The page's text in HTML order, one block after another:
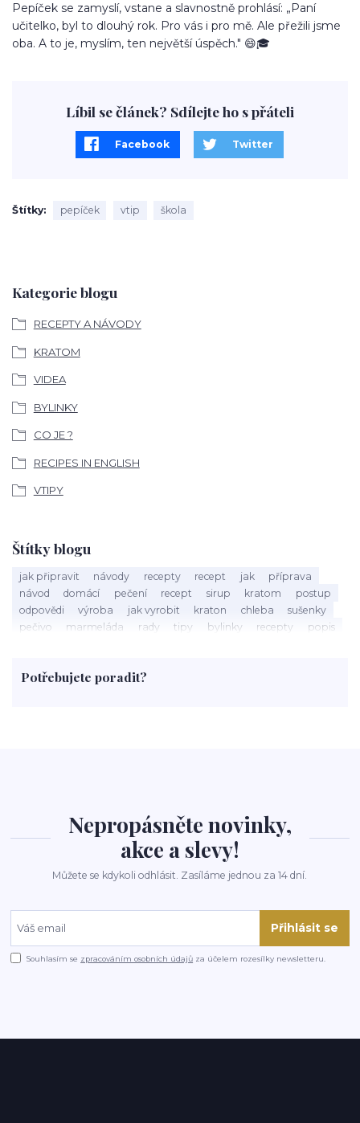
Kategorie blogu
RECEPTY A NÁVODY
KRATOM
VIDEA
BYLINKY
CO JE ?
RECIPES IN ENGLISH
VTIPY
Štítky blogu
jak připravit návody recepty recept jak
příprava
návod
domácí pečení recept sirup kratom
postup
odpovědi
výroba jak vyrobit kraton chleba
sušenky
pečivo
marmeláda rady tipy bylinky recepty
popis
rohlíky
grilování čaj
Potřebujete poradit?
Pepíček se zamyslí, vstane a slavnostně prohlásí: „Paní
učitelko, byl to dlouhý rok. Pro vás i pro mě. Ale přežili jsme
oba. A to je, myslím, ten největší úspěch." 😄🎓
Líbil se článek? Sdílejte ho s přáteli
Facebook Twitter
Štítky pepíček vtip škola
Nepropásněte novinky,
akce a slevy!
Můžete se kdykoli odhlásit. Zasíláme jednou za 14 dní.
Přihlásit se
Souhlasím se zpracováním osobních údajů za účelem rozesílky newsletteru.